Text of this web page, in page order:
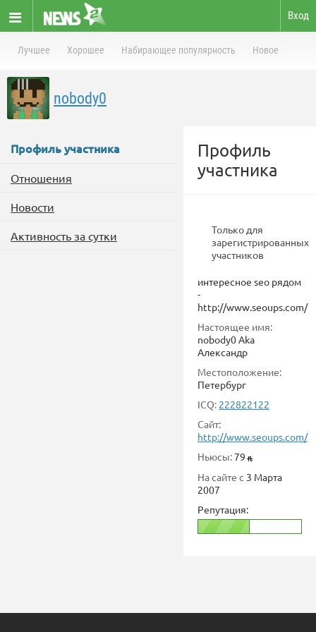
Вход
Лучшее Хорошее Набирающее популярность Новое
nobody0
Профиль участника
Отношения
Новости
Активность за сутки
Профиль
участника
Только для
зарегистрированных
участников
интересное seo рядом
-
http://www.seoups.com/
Настоящее имя:
nobody0 Aka
Александр
Местоположение:
Петербург
ICQ: 222822122
Сайт:
http://www.seoups.com/
Ньюсы:79
На сайте с 3 Марта
2007
Репутация: